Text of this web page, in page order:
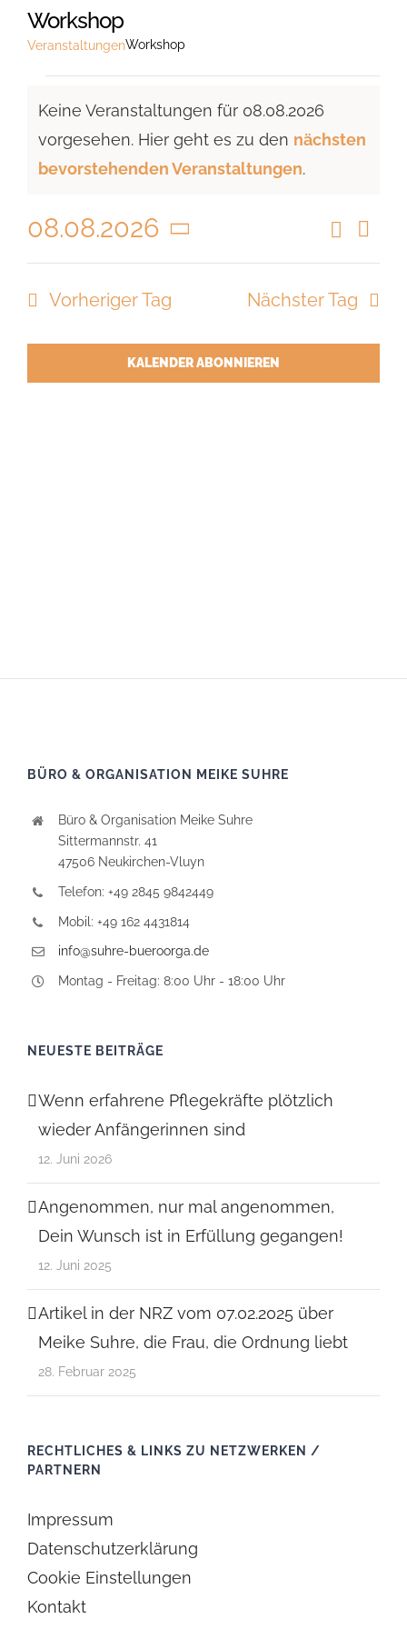
Workshop
VeranstaltungenWorkshop
für
08.08.2026
Hinweis
Keine Veranstaltungen für 08.08.2026
vorgesehen. Hier geht es zu den nächsten
bevorstehenden Veranstaltungen.
und
Suche
Tag
08.08.2026
Datum
wählen.
Vorheriger Tag Nächster Tag
KALENDER ABONNIEREN
BÜRO & ORGANISATION MEIKE SUHRE
Büro & Organisation Meike Suhre
Sittermannstr. 41
47506 Neukirchen-Vluyn
Telefon: +49 2845 9842449
Mobil: +49 162 4431814
info@suhre-bueroorga.de
Montag - Freitag: 8:00 Uhr - 18:00 Uhr
NEUESTE BEITRÄGE
Wenn erfahrene Pflegekräfte plötzlich
wieder Anfängerinnen sind
12. Juni 2026
Angenommen, nur mal angenommen,
Dein Wunsch ist in Erfüllung gegangen!
12. Juni 2025
Artikel in der NRZ vom 07.02.2025 über
Meike Suhre, die Frau, die Ordnung liebt
28. Februar 2025
RECHTLICHES & LINKS ZU NETZWERKEN /
PARTNERN
Impressum
Datenschutzerklärung
Cookie Einstellungen
Kontakt